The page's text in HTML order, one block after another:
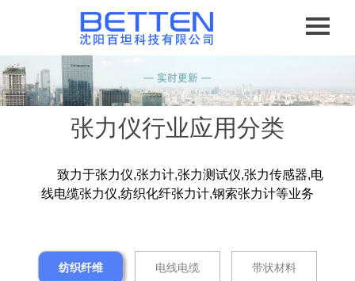
张力仪行业应用分类
致力于张力仪,张力计,张力测试仪,张力传感器,电
线电缆张力仪,纺织化纤张力计,钢索张力计等业务
纺织纤维 电线电缆 带状材料